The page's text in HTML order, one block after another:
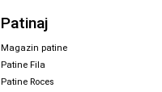
Patinaj
Magazin patine
Patine Fila
Patine Roces